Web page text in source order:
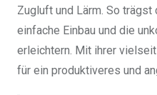
Zugluft und Lärm. So trägst
einfache Einbau und die
erleichtern. Mit ihrer
für ein produktiveres und